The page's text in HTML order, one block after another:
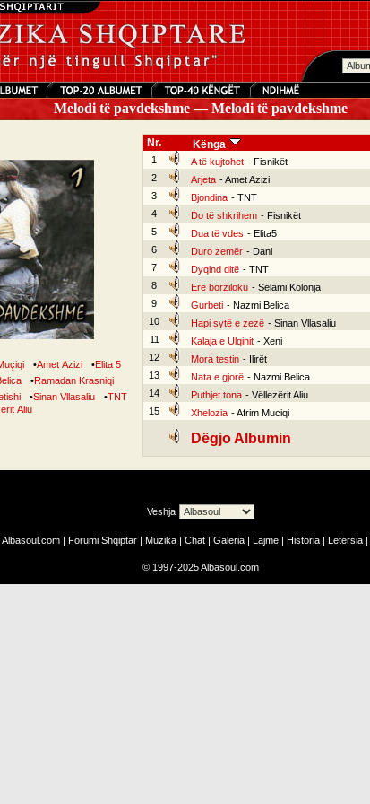
Melodi të pavdekshme — Melodi të pavdekshme
•Amet Azizi •Elita 5
•Ramadan Krasniqi
•Sinan Vllasaliu •TNT
Aliu
Nr. Kënga
1 A të kujtohet - Fisnikët
2
Arjeta - Amet Azizi
3
Bjondina - TNT
4
Do të shkrihem - Fisnikët
5
Dua të vdes - Elita5
6
Duro zemër - Dani
7
Dyqind ditë - TNT
8
Erë borziloku - Selami Kolonja
9
Gurbeti - Nazmi Belica
10
Hapi sytë e zezë - Sinan Vllasaliu
11
Kalaja e Ulqinit - Xeni
12
Mora testin - Ilirët
13
Nata e gjorë - Nazmi Belica
14
Puthjet tona - Vëllezërit Aliu
15
Xhelozia - Afrim Muciqi
Dëgjo Albumin
Veshja
Albasoul.com | Forumi Shqiptar | Muzika | Chat | Galeria | Lajme | Historia | Letersia |
© 1997-2025Albasoul.com